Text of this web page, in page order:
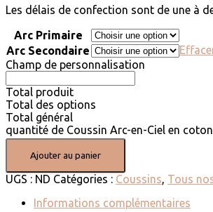
Les délais de confection sont de une à
Arc Primaire
Arc Secondaire
Champ de personnalisation
Total produit
Total des options
Total général
quantité de Coussin Arc-en-Ciel en
Ajouter au panier
UGS : ND Catégories : Coussins, Tous
Informations complémentaires